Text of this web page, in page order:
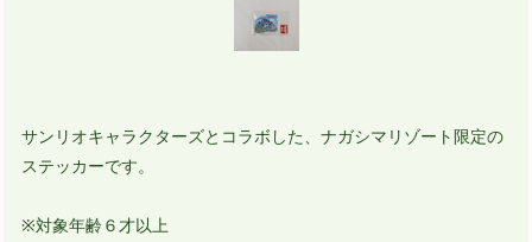
サンリオキャラクターズとコラボした、ナガシマリゾート限定の
ステッカーです。
※対象年齢６才以上